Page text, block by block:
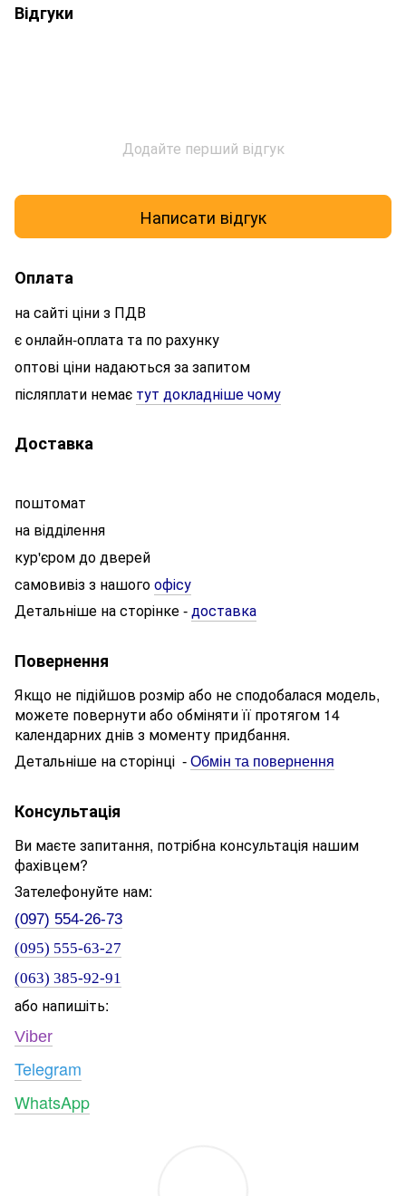
Відгуки
Додайте перший відгук
Написати відгук
Оплата
на сайті ціни з ПДВ
є онлайн-оплата та по рахунку
оптові ціни надаються за запитом
післяплати немає тут докладніше чому
Доставка
поштомат
на відділення
кур'єром до дверей
самовивіз з нашогоофісу
Детальніше на сторінке - доставка
Повернення
Якщо не підійшов розмір або не сподобалася модель,
можете повернути або обміняти її протягом 14
календарних днів з моменту придбання.
Детальніше на сторінці - Обмін та повернення
Консультація
Ви маєте запитання, потрібна консультація нашим
фахівцем?
Зателефонуйте нам:
(097) 554-26-73
(095) 555-63-27
(063) 385-92-91
або напишіть:
Viber
Telegram
WhatsApp